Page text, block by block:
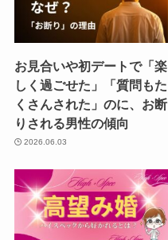
お見合いや初デートで「楽
しく過ごせた」「質問もた
くさんされた」のに、お断
りされる男性の傾向
2026.06.03